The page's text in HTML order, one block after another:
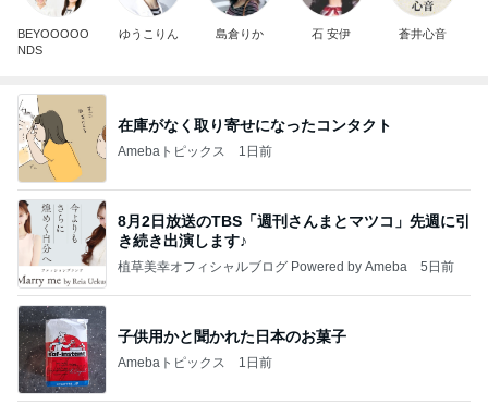
BEYOOOOO
NDS
ゆうこりん 島倉りか 石 安伊 蒼井心音
在庫がなく取り寄せになったコンタクト
Amebaトピックス 1日前
8月2日放送のTBS「週刊さんまとマツコ」先週に引
き続き出演します♪
植草美幸オフィシャルブログ Powered by Ameba 5日前
子供用かと聞かれた日本のお菓子
Amebaトピックス 1日前